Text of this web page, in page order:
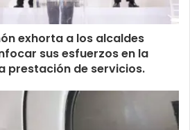
exhorta a los alcaldes
sus esfuerzos en la
prestación de servicios.